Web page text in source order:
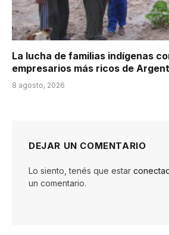
La lucha de familias indígenas
empresarios más ricos de
8 agosto, 2026
DEJAR UN COMENTARIO
Lo siento, tenés que estar
un comentario.